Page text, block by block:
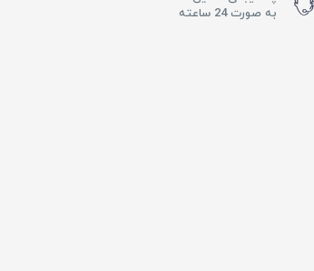
به صورت 24 ساعته